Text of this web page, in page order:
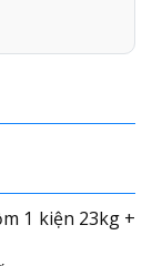
1 kiện 23kg +